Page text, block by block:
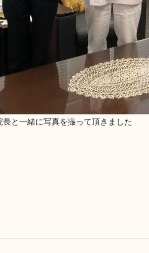
と一緒に写真を撮って頂きました